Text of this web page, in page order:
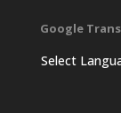
Google
Select